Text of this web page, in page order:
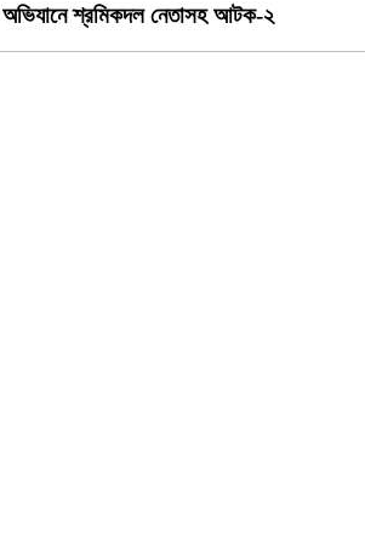
অভিযানে শ্রমিকদল নেতাসহ আটক-২